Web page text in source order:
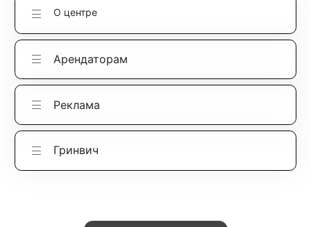
О центре
Арендаторам
Реклама
Гринвич